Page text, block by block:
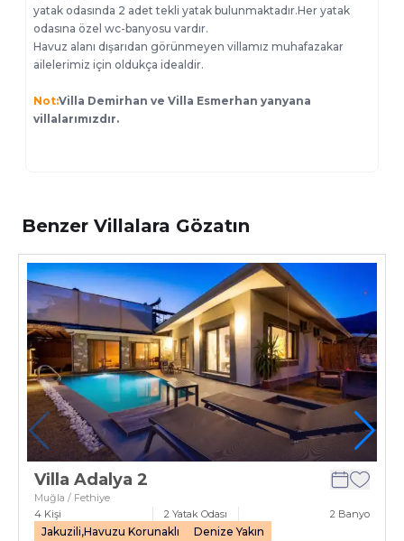
yatak odasında 2 adet tekli yatak bulunmaktadır.Her yatak
odasına özel wc-banyosu vardır.
Havuz alanı dışarıdan görünmeyen villamız muhafazakar
ailelerimiz için oldukça idealdir.
Not:Villa Demirhan ve Villa Esmerhan yanyana
villalarımızdır.
Benzer Villalara Gözatın
Villa Adalya 2
Muğla / Fethiye
4 Kişi 2 Yatak Odası 2 Banyo
Jakuzili,Havuzu Korunaklı Denize Yakın